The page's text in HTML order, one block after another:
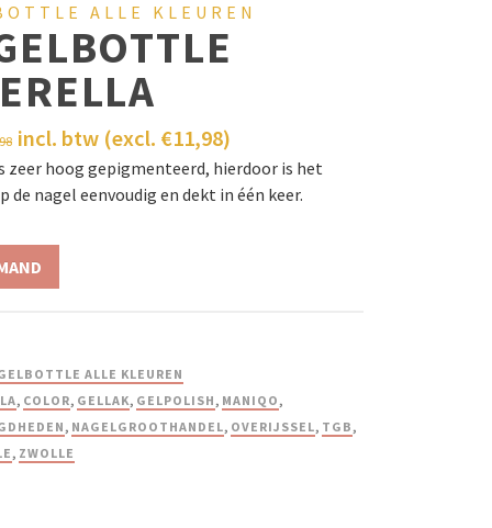
ALLE KLEUREN
incl. btw (excl. €11,98)
zeer hoog gepigmenteerd, hierdoor is het
de nagel eenvoudig en dekt in één keer.
ALLE KLEUREN
, COLOR, GELLAK, GELPOLISH, MANIQO,
, NAGELGROOTHANDEL, OVERIJSSEL, TGB,
, ZWOLLE